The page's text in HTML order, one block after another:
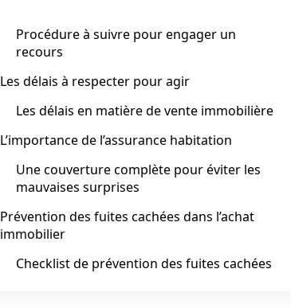
Procédure à suivre pour engager un
recours
Les délais à respecter pour agir
Les délais en matière de vente immobilière
L’importance de l’assurance habitation
Une couverture complète pour éviter les
mauvaises surprises
Prévention des fuites cachées dans l’achat
immobilier
Checklist de prévention des fuites cachées